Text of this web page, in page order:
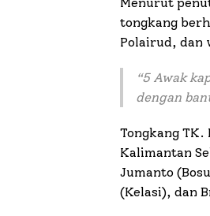
tongkang
Polairud, dan
“5 Awak
dengan
Tongkang TK.
Kalimantan
Jumanto
(Kelasi), dan